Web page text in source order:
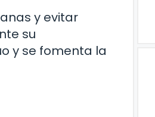
y evitar
su
y se fomenta la